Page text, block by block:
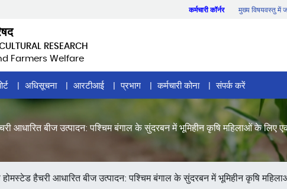
कर्मचारी कॉर्नर मुख्य विषयवस्तु में
RESEARCH
Farmers Welfare
अधिसूचना आरटीआई प्रभाग कर्मचारी कोना संपर्क करें
आधारित बीज उत्पादन: पश्चिम बंगाल के सुंदरबन में भूमिहीन कृषि महिलाओं के लिए
हैचरी आधारित बीज उत्पादन: पश्चिम बंगाल के सुंदरबन में भूमिहीन कृषि